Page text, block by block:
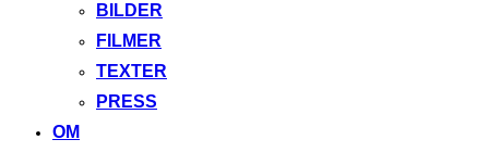
BILDER
FILMER
TEXTER
PRESS
OM